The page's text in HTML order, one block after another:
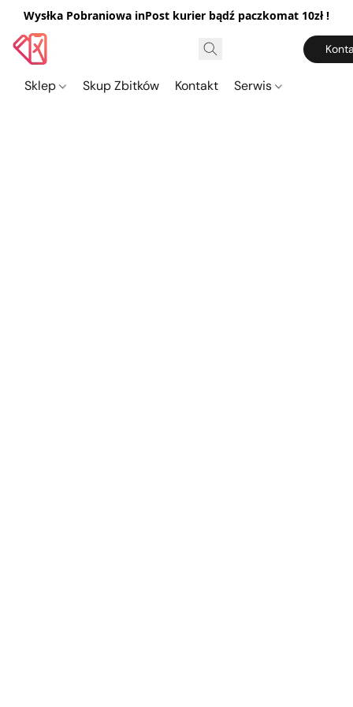
Wysłka Pobraniowa inPost kurier bądź paczkomat 10zł !
Sklep Skup Zbitków Kontakt Serwis